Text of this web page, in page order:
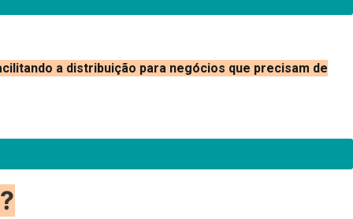
a distribuição para negócios que precisam de